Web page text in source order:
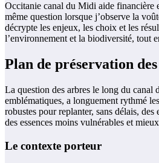
Occitanie canal du Midi aide financière
même question lorsque j’observe la
décrypte les enjeux, les choix et les
l’environnement et la biodiversité, tout
Plan de préservation
La question des arbres le long du canal
emblématiques, a longuement rythmé
robustes pour replanter, sans délais,
des essences moins vulnérables et
Le contexte porteur